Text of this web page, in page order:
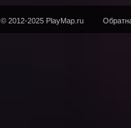
© 2012-2025 PlayMap.ru